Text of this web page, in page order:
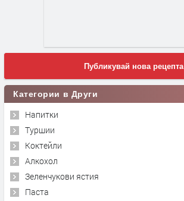
Публикувай нова рецепта
Категории в Други
Напитки
Туршии
Коктейли
Алкохол
Зеленчукови ястия
Паста